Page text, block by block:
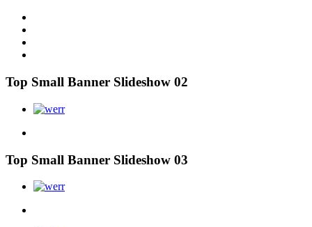
Top Small Banner Slideshow 02
Top Small Banner Slideshow 03